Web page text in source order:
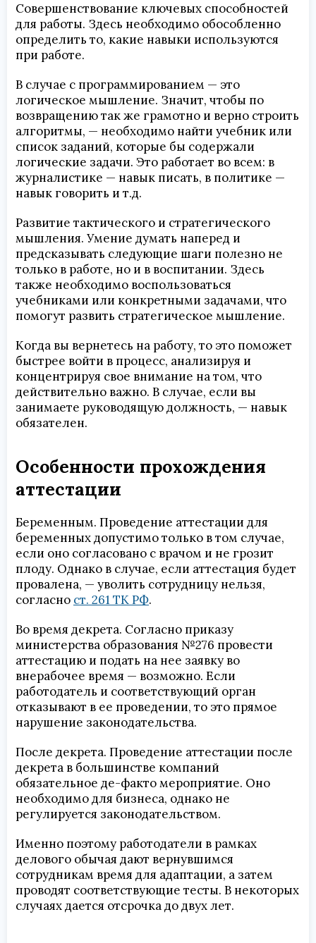
Совершенствование ключевых способностей
для работы. Здесь необходимо обособленно
определить то, какие навыки используются
при работе.
В случае с программированием — это
логическое мышление. Значит, чтобы по
возвращению так же грамотно и верно строить
алгоритмы, — необходимо найти учебник или
список заданий, которые бы содержали
логические задачи. Это работает во всем: в
журналистике — навык писать, в политике —
навык говорить и т.д.
Развитие тактического и стратегического
мышления. Умение думать наперед и
предсказывать следующие шаги полезно не
только в работе, но и в воспитании. Здесь
также необходимо воспользоваться
учебниками или конкретными задачами, что
помогут развить стратегическое мышление.
Когда вы вернетесь на работу, то это поможет
быстрее войти в процесс, анализируя и
концентрируя свое внимание на том, что
действительно важно. В случае, если вы
занимаете руководящую должность, — навык
обязателен.
Особенности прохождения
аттестации
Беременным. Проведение аттестации для
беременных допустимо только в том случае,
если оно согласовано с врачом и не грозит
плоду. Однако в случае, если аттестация будет
провалена, — уволить сотрудницу нельзя,
согласно ст. 261 ТК РФ.
Во время декрета. Согласно приказу
министерства образования №276 провести
аттестацию и подать на нее заявку во
внерабочее время — возможно. Если
работодатель и соответствующий орган
отказывают в ее проведении, то это прямое
нарушение законодательства.
После декрета. Проведение аттестации после
декрета в большинстве компаний
обязательное де-факто мероприятие. Оно
необходимо для бизнеса, однако не
регулируется законодательством.
Именно поэтому работодатели в рамках
делового обычая дают вернувшимся
сотрудникам время для адаптации, а затем
проводят соответствующие тесты. В некоторых
случаях дается отсрочка до двух лет.